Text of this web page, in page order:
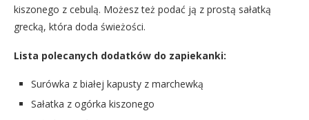
kiszonego z cebulą. Możesz też podać ją z prostą sałatką
grecką, która doda świeżości.
Lista polecanych dodatków do zapiekanki:
Surówka z białej kapusty z marchewką
Sałatka z ogórka kiszonego